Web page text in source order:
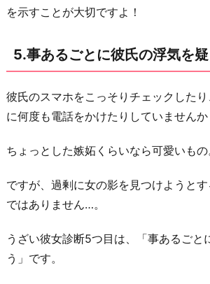
を示すことが大切ですよ！
5.事あるごとに彼氏の浮気を疑
彼氏のスマホをこっそりチェックした
に何度も電話をかけたりしていませんか
ちょっとした嫉妬くらいなら可愛いもの
ですが、過剰に女の影を見つけようと
ではありません…。
うざい彼女診断5つ目は、「事あるごと
う」です。